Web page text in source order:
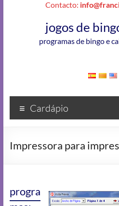
Contacto:
jogos de
programas de bingo e
Cardápio
Impressora para
progra